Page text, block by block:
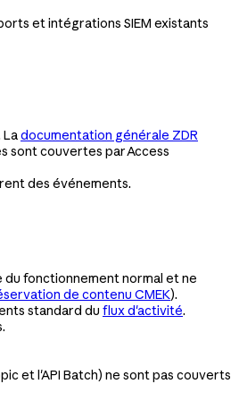
et intégrations SIEM existants
Ladocumentation générale ZDR
sont couvertes par Access
des événements.
fonctionnement normal et ne
de contenu CMEK).
standard du flux d'activité.
et l'API Batch) ne sont pas couverts